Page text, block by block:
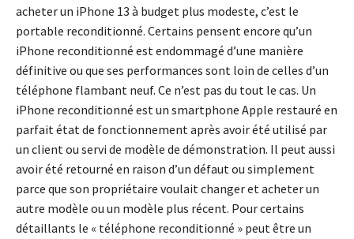
acheter un iPhone 13 à budget plus modeste, c’est le
portable reconditionné. Certains pensent encore qu’un
iPhone reconditionné est endommagé d’une manière
définitive ou que ses performances sont loin de celles d’un
téléphone flambant neuf. Ce n’est pas du tout le cas. Un
iPhone reconditionné est un smartphone Apple restauré en
parfait état de fonctionnement après avoir été utilisé par
un client ou servi de modèle de démonstration. Il peut aussi
avoir été retourné en raison d’un défaut ou simplement
parce que son propriétaire voulait changer et acheter un
autre modèle ou un modèle plus récent. Pour certains
détaillants le « téléphone reconditionné » peut être un